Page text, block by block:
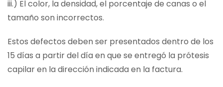
iii.) El color, la densidad, el porcentaje de canas o el
tamaño son incorrectos.
Estos defectos deben ser presentados dentro de los
15 días a partir del día en que se entregó la prótesis
capilar en la dirección indicada en la factura.